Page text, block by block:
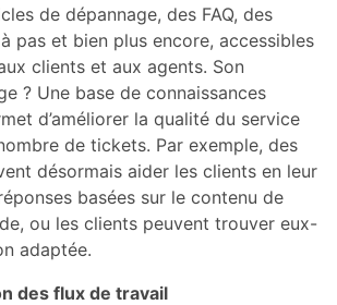
de dépannage, des FAQ, des
pas et bien plus encore, accessibles
clients et aux agents. Son
? Une base de connaissances
d’améliorer la qualité du service
de tickets. Par exemple, des
désormais aider les clients en leur
basées sur le contenu de
ou les clients peuvent trouver eux-
adaptée.
des flux de travail